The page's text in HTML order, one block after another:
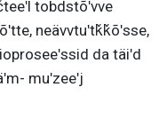
tobdstõʹvve
neävvtuʹtǩǩõʹsse,
da täiʹd
muʹzeeʹj